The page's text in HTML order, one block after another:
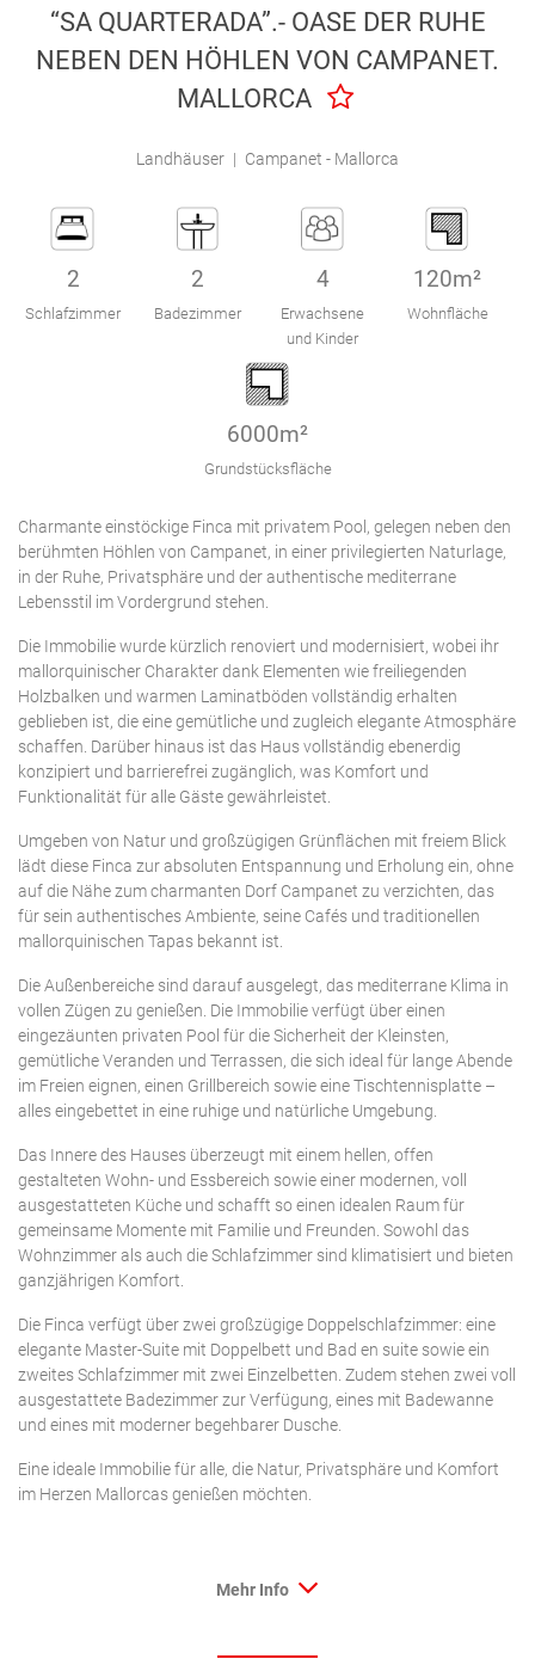
Engel & Völkers Holiday Villas
“SA QUARTERADA”.- OASE DER RUHE
NEBEN DEN HÖHLEN VON CAMPANET.
MALLORCA
Landhäuser | Campanet - Mallorca
2
Schlafzimmer
2
Badezimmer
4
Erwachsene
und Kinder
120m²
Wohnfläche
6000m²
Grundstücksfläche
Charmante einstöckige Finca mit privatem Pool, gelegen neben den
berühmten Höhlen von Campanet, in einer privilegierten Naturlage,
in der Ruhe, Privatsphäre und der authentische mediterrane
Lebensstil im Vordergrund stehen.
Die Immobilie wurde kürzlich renoviert und modernisiert, wobei ihr
mallorquinischer Charakter dank Elementen wie freiliegenden
Holzbalken und warmen Laminatböden vollständig erhalten
geblieben ist, die eine gemütliche und zugleich elegante Atmosphäre
schaffen. Darüber hinaus ist das Haus vollständig ebenerdig
konzipiert und barrierefrei zugänglich, was Komfort und
Funktionalität für alle Gäste gewährleistet.
Umgeben von Natur und großzügigen Grünflächen mit freiem Blick
lädt diese Finca zur absoluten Entspannung und Erholung ein, ohne
auf die Nähe zum charmanten Dorf Campanet zu verzichten, das
für sein authentisches Ambiente, seine Cafés und traditionellen
mallorquinischen Tapas bekannt ist.
Die Außenbereiche sind darauf ausgelegt, das mediterrane Klima in
vollen Zügen zu genießen. Die Immobilie verfügt über einen
eingezäunten privaten Pool für die Sicherheit der Kleinsten,
gemütliche Veranden und Terrassen, die sich ideal für lange Abende
im Freien eignen, einen Grillbereich sowie eine Tischtennisplatte –
alles eingebettet in eine ruhige und natürliche Umgebung.
Das Innere des Hauses überzeugt mit einem hellen, offen
gestalteten Wohn- und Essbereich sowie einer modernen, voll
ausgestatteten Küche und schafft so einen idealen Raum für
gemeinsame Momente mit Familie und Freunden. Sowohl das
Wohnzimmer als auch die Schlafzimmer sind klimatisiert und bieten
ganzjährigen Komfort.
Die Finca verfügt über zwei großzügige Doppelschlafzimmer: eine
elegante Master-Suite mit Doppelbett und Bad en suite sowie ein
zweites Schlafzimmer mit zwei Einzelbetten. Zudem stehen zwei voll
ausgestattete Badezimmer zur Verfügung, eines mit Badewanne
und eines mit moderner begehbarer Dusche.
Eine ideale Immobilie für alle, die Natur, Privatsphäre und Komfort
im Herzen Mallorcas genießen möchten.
Mehr Info